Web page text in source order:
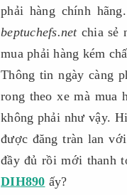
phải hàng chính
beptuchefs.netchia sẻ
mua phải hàng kém
Thông tin ngày càng
rong theo xe mà mua
không phải như vậy.
được đăng tràn lan
đầy đủ rồi mới thanh
DIH890 ấy?